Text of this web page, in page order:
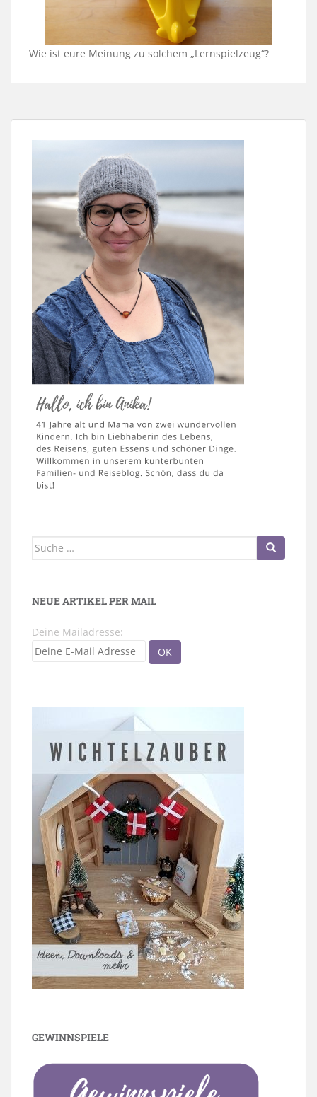
Wie ist eure Meinung zu solchem „Lernspielzeug“?
Suche
NEUE ARTIKEL PER MAIL
Deine Mailadresse:
GEWINNSPIELE